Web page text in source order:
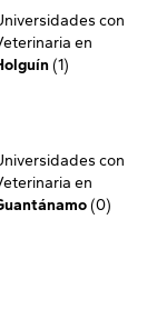
con
en
(1)
con
en
(0)